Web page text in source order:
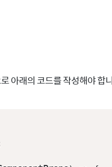
아래의 코드를 작성해야 합